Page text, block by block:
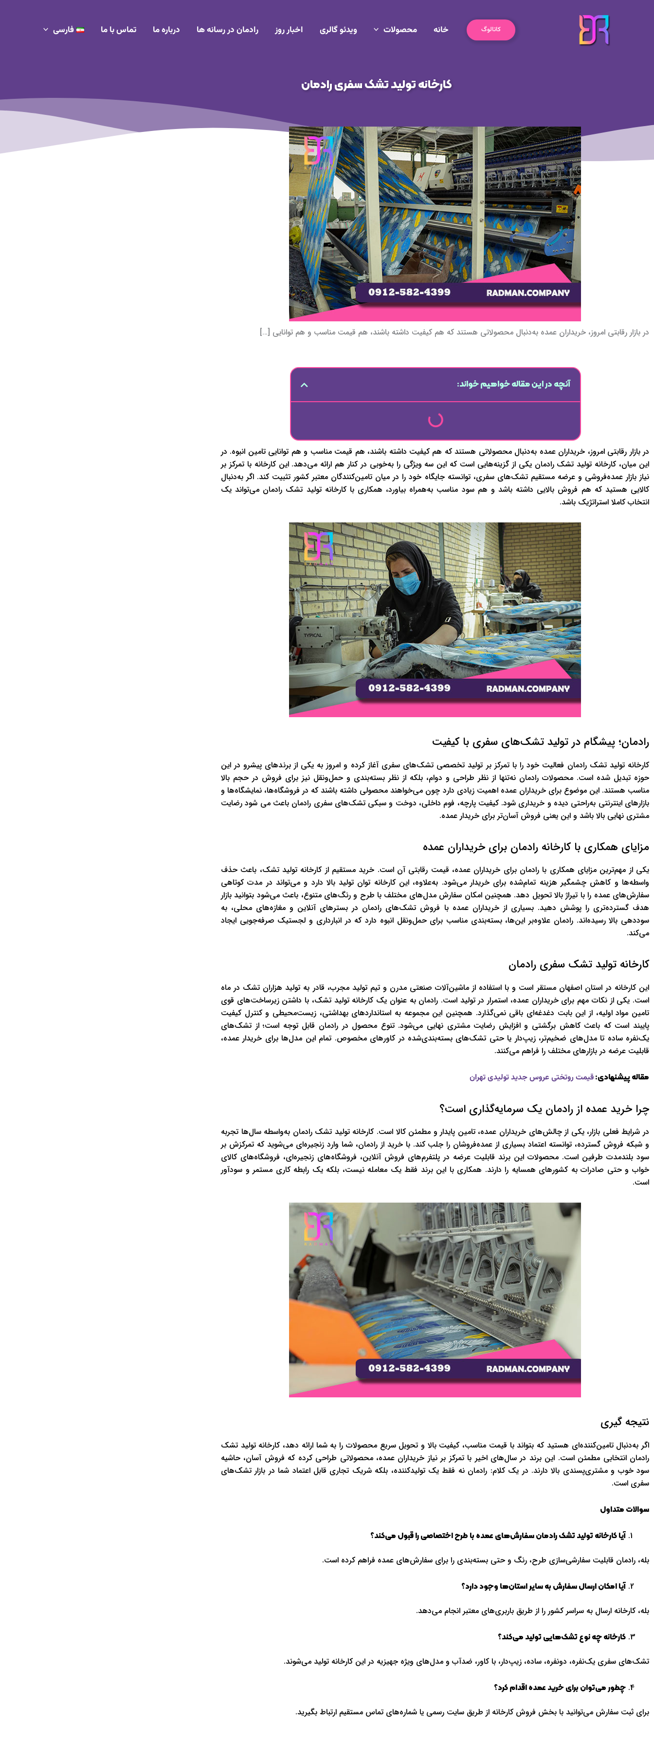
کاتالوگ خانه محصولات ویدئو گالری اخبار روز رادمان در رسانه ها درباره ما تماس با ما فارسی
کارخانه تولید تشک سفری رادمان
در بازار رقابتی امروز، خریداران عمده به‌دنبال محصولاتی هستند که هم کیفیت داشته باشند، هم قیمت مناسب و هم توانایی […]
آنچه در این مقاله خواهیم خواند:
در بازار رقابتی امروز، خریداران عمده به‌دنبال محصولاتی هستند که هم کیفیت داشته باشند، هم قیمت مناسب و هم توانایی تامین انبوه. در
این میان، کارخانه تولید تشک رادمان یکی از گزینه‌هایی‌ است که این سه ویژگی را به‌خوبی در کنار هم ارائه می‌دهد. این کارخانه با تمرکز بر
نیاز بازار عمده‌فروشی و عرضه مستقیم تشک‌های سفری، توانسته جایگاه خود را در میان تامین‌کنندگان معتبر کشور تثبیت کند. اگر به‌دنبال
کالایی هستید که هم فروش بالایی داشته باشد و هم سود مناسب به‌همراه بیاورد، همکاری با کارخانه تولید تشک رادمان می‌تواند یک
انتخاب کاملا استراتژیک باشد.
رادمان؛ پیشگام در تولید تشک‌های سفری با کیفیت
کارخانه تولید تشک رادمان فعالیت خود را با تمرکز بر تولید تخصصی تشک‌های سفری آغاز کرده و امروز به یکی از برندهای پیشرو در این
حوزه تبدیل شده است. محصولات رادمان نه‌تنها از نظر طراحی و دوام، بلکه از نظر بسته‌بندی و حمل‌ونقل نیز برای فروش در حجم بالا
مناسب هستند. این موضوع برای خریداران عمده اهمیت زیادی دارد چون می‌خواهند محصولی داشته باشند که در فروشگاه‌ها، نمایشگاه‌ها و
بازارهای اینترنتی به‌راحتی دیده و خریداری شود. کیفیت پارچه، فوم داخلی، دوخت و سبکی تشک‌های سفری رادمان باعث می شود رضایت
مشتری نهایی بالا باشد و این یعنی فروش آسان‌تر برای خریدار عمده.
مزایای همکاری با کارخانه رادمان برای خریداران عمده
یکی از مهم‌ترین مزایای همکاری با رادمان برای خریداران عمده، قیمت رقابتی آن است. خرید مستقیم از کارخانه تولید تشک، باعث حذف
واسطه‌ها و کاهش چشمگیر هزینه تمام‌شده برای خریدار می‌شود. به‌علاوه، این کارخانه توان تولید بالا دارد و می‌تواند در مدت کوتاهی
سفارش‌های عمده را با تیراژ بالا تحویل دهد. همچنین امکان سفارش مدل‌های مختلف با طرح و رنگ‌های متنوع، باعث می‌شود بتوانید بازار
هدف گسترده‌تری را پوشش دهید. بسیاری از خریداران عمده با فروش تشک‌های رادمان در بسترهای آنلاین و مغازه‌های محلی، به
سوددهی بالا رسیده‌اند. رادمان علاوه‌بر این‌ها، بسته‌بندی مناسب برای حمل‌ونقل انبوه دارد که در انبارداری و لجستیک صرفه‌جویی ایجاد
می‌کند.
کارخانه تولید تشک سفری رادمان
این کارخانه در استان اصفهان مستقر است و با استفاده از ماشین‌آلات صنعتی مدرن و تیم تولید مجرب، قادر به تولید هزاران تشک در ماه
است. یکی از نکات مهم برای خریداران عمده، استمرار در تولید است. رادمان به عنوان یک کارخانه تولید تشک، با داشتن زیرساخت‌های قوی
تامین مواد اولیه، از این بابت دغدغه‌ای باقی نمی‌گذارد. همچنین این مجموعه به استانداردهای بهداشتی، زیست‌محیطی و کنترل کیفیت
پایبند است که باعث کاهش برگشتی و افزایش رضایت مشتری نهایی می‌شود. تنوع محصول در رادمان قابل توجه است؛ از تشک‌های
یک‌نفره ساده تا مدل‌های ضخیم‌تر، زیپ‌دار یا حتی تشک‌های بسته‌بندی‌شده در کاورهای مخصوص. تمام این مدل‌ها برای خریدار عمده،
قابلیت عرضه در بازارهای مختلف را فراهم می‌کنند.
مقاله پیشنهادی:قیمت روتختی عروس جدید تولیدی تهران
چرا خرید عمده از رادمان یک سرمایه‌گذاری است؟
در شرایط فعلی بازار، یکی از چالش‌های خریداران عمده، تامین پایدار و مطمئن کالا است. کارخانه تولید تشک رادمان به‌واسطه سال‌ها تجربه
و شبکه فروش گسترده، توانسته اعتماد بسیاری از عمده‌فروشان را جلب کند. با خرید از رادمان، شما وارد زنجیره‌ای می‌شوید که تمرکزش بر
سود بلندمدت طرفین است. محصولات این برند قابلیت عرضه در پلتفرم‌های فروش آنلاین، فروشگاه‌های زنجیره‌ای، فروشگاه‌های کالای
خواب و حتی صادرات به کشورهای همسایه را دارند. همکاری با این برند فقط یک معامله نیست، بلکه یک رابطه کاری مستمر و سودآور
است.
نتیجه گیری
اگر به‌دنبال تامین‌کننده‌ای هستید که بتواند با قیمت مناسب، کیفیت بالا و تحویل سریع محصولات را به شما ارائه دهد، کارخانه تولید تشک
رادمان انتخابی مطمئن است. این برند در سال‌های اخیر با تمرکز بر نیاز خریداران عمده، محصولاتی طراحی کرده که فروش آسان، حاشیه
سود خوب و مشتری‌پسندی بالا دارند. در یک کلام: رادمان نه فقط یک تولیدکننده، بلکه شریک تجاری قابل اعتماد شما در بازار تشک‌های
سفری است.
سوالات متداول
آیا کارخانه تولید تشک رادمان سفارش‌های عمده با طرح اختصاصی را قبول می‌کند؟
بله، رادمان قابلیت سفارشی‌سازی طرح، رنگ و حتی بسته‌بندی را برای سفارش‌های عمده فراهم کرده است.
آیا امکان ارسال سفارش به سایر استان‌ها وجود دارد؟
بله، کارخانه ارسال به سراسر کشور را از طریق باربری‌های معتبر انجام می‌دهد.
کارخانه چه نوع تشک‌هایی تولید می‌کند؟
تشک‌های سفری یک‌نفره، دونفره، ساده، زیپ‌دار، با کاور، ضدآب و مدل‌های ویژه جهیزیه در این کارخانه تولید می‌شوند.
چطور می‌توان برای خرید عمده اقدام کرد؟
برای ثبت سفارش می‌توانید با بخش فروش کارخانه از طریق سایت رسمی یا شماره‌های تماس مستقیم ارتباط بگیرید.